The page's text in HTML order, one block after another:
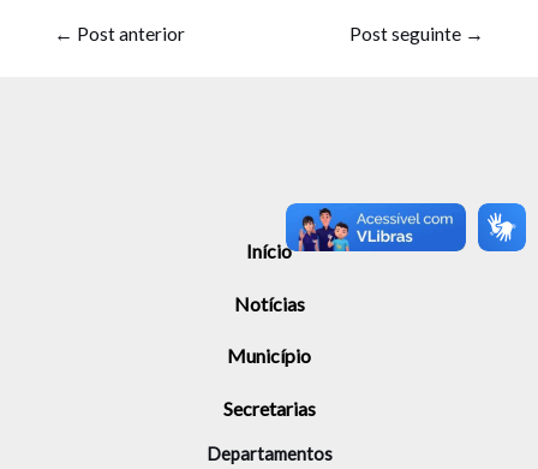
← Post anterior Post seguinte →
Início
Notícias
Município
Secretarias
Departamentos